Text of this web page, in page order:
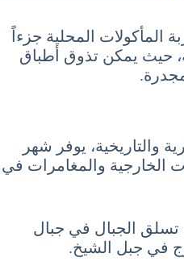
المأكولات المحلية جزءاً
حيث يمكن تذوق أطباق
والتاريخية، يوفر شهر
الخارجية والمغامرات في
تسلق الجبال في جبال
في جبل الشيخ.